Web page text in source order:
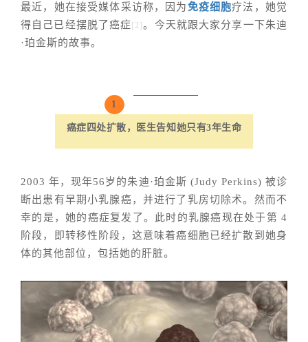
最近，她在接受媒体采访称，因为免疫细胞疗法，她觉
得自己已经摆脱了癌症[2]。今天就跟大家分享一下朱迪
·珀金斯的故事。
1
癌症四处扩散，医生告知她只有3年生命
2003 年，现年56岁的朱迪·珀金斯 (Judy Perkins) 被诊
断出患有早期小乳腺癌，并进行了乳房切除术。然而不
幸的是，她的癌症复发了。此时的乳腺癌现在处于第 4
阶段，即转移性阶段，这意味着癌细胞已经扩散到她身
体的其他部位，包括她的肝脏。